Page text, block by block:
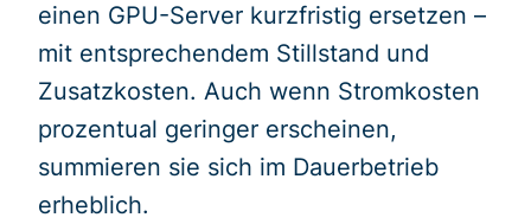
einen GPU-Server kurzfristig ersetzen –
mit entsprechendem Stillstand und
Zusatzkosten. Auch wenn Stromkosten
prozentual geringer erscheinen,
summieren sie sich im Dauerbetrieb
erheblich.